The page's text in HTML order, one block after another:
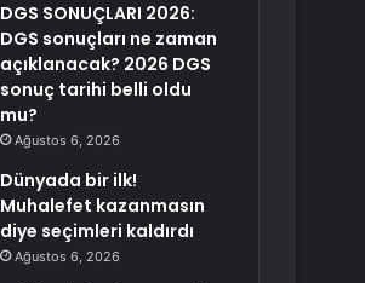
DGS SONUÇLARI 2026:
DGS sonuçları ne zaman
açıklanacak? 2026 DGS
sonuç tarihi belli oldu
mu?
Ağustos 6, 2026
Dünyada bir ilk!
Muhalefet kazanmasın
diye seçimleri kaldırdı
Ağustos 6, 2026